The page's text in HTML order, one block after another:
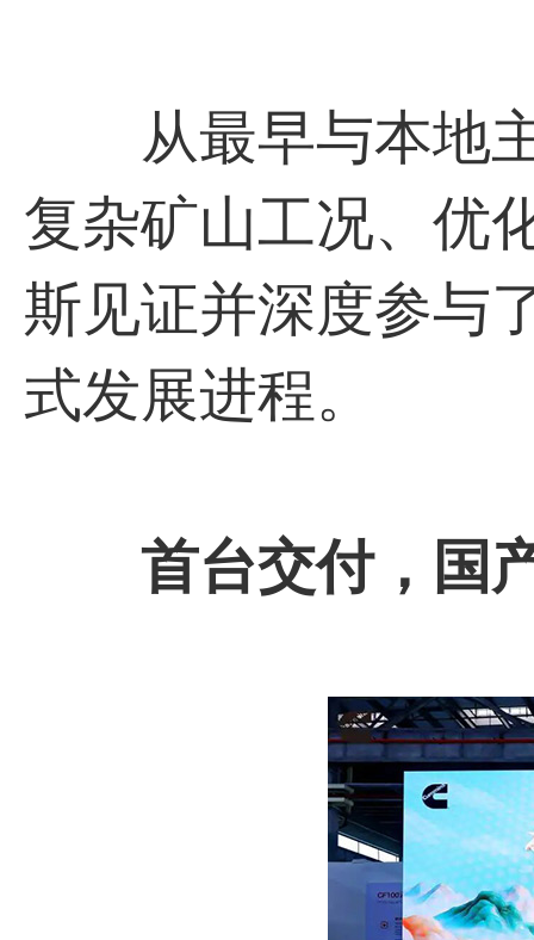
从最早与本地主
复杂矿山工况、优
斯见证并深度参与
式发展进程。
首台交付，国